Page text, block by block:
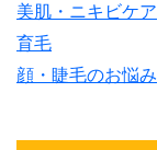
美肌・ニキビケア
育毛
顔・睫毛のお悩み